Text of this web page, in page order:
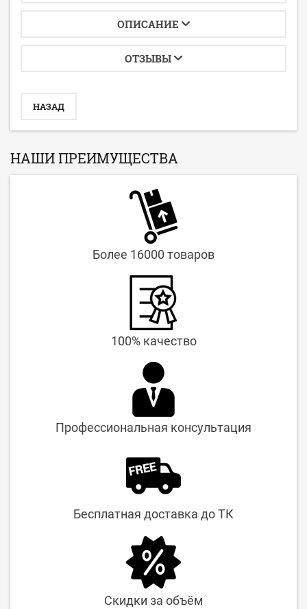
ОПИСАНИЕ
ОТЗЫВЫ
НАЗАД
НАШИ ПРЕИМУЩЕСТВА
Более 16000 товаров
100% качество
Профессиональная консультация
Бесплатная доставка до ТК
Скидки за объём